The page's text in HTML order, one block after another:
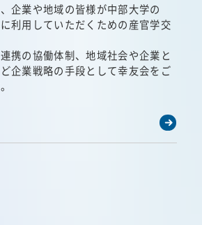
企業や地域の皆様が中部大学の
に利用していただくための産官学交
携の協働体制、地域社会や企業と
企業戦略の手段として幸友会をご